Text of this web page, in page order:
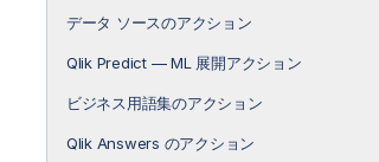
データ ソースのアクション
Qlik Predict — ML 展開アクション
ビジネス用語集のアクション
Qlik Answers のアクション